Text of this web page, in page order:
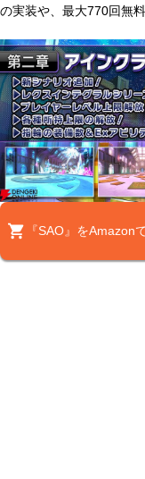
の実装や、最大770回無
『SAO』をAmazon